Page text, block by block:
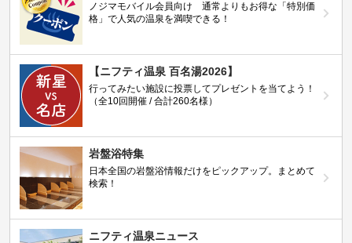
ノジマモバイル会員向け 通常よりもお得な「特別価
格」で人気の温泉を満喫できる！
【ニフティ温泉 百名湯2026】
行ってみたい施設に投票してプレゼントを当てよう！
（全10回開催 / 合計260名様）
岩盤浴特集
日本全国の岩盤浴情報だけをピックアップ。まとめて
検索！
ニフティ温泉ニュース